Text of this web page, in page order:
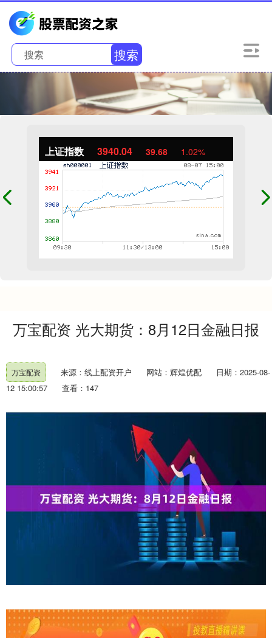
搜索
上证指数 3940.04 39.68 1.02%
万宝配资 光大期货：8月12日金融日报
万宝配资 来源：线上配资开户 网站：辉煌优配
日期：2025-08-
12 15:00:57
查看：147